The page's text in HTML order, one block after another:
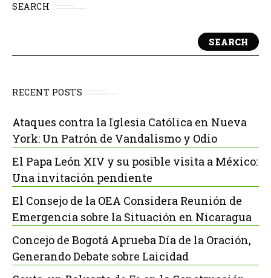
SEARCH
SEARCH
RECENT POSTS
Ataques contra la Iglesia Católica en Nueva
York: Un Patrón de Vandalismo y Odio
El Papa León XIV y su posible visita a México:
Una invitación pendiente
El Consejo de la OEA Considera Reunión de
Emergencia sobre la Situación en Nicaragua
Concejo de Bogotá Aprueba Día de la Oración,
Generando Debate sobre Laicidad